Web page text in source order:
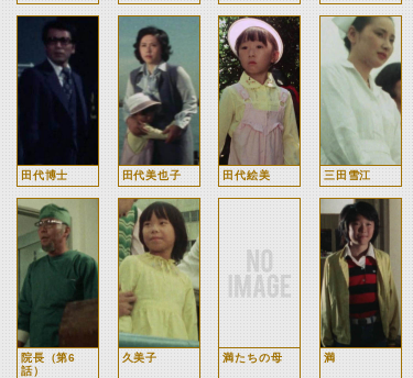
田代博士 田代美也子 田代絵美 三田雪江
院長（第6
話）
久美子 満たちの母 満